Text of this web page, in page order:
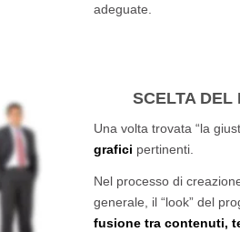
adeguate.
SCELTA DEL
Una volta trovata “la
grafici pertinenti.
Nel processo di
generale, il “look” del
fusione tra contenuti,